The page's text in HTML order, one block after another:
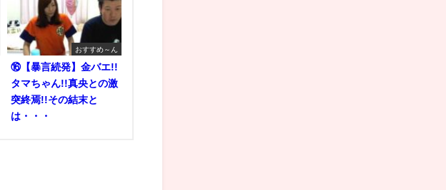
おすすめ～ん
⑯【暴言続発】金バエ!!
タマちゃん!!真央との激
突終焉!!その結末と
は・・・